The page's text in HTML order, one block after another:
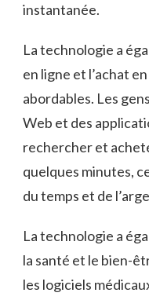
instantanée.
La technologie a
en ligne et l’achat
abordables. Les
Web et des
rechercher et
quelques minutes,
du temps et de
La technologie a
la santé et le bien-
les logiciels